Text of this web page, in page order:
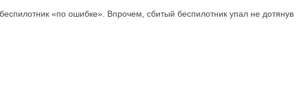
«по ошибке». Впрочем, сбитый беспилотник упал не дотянув